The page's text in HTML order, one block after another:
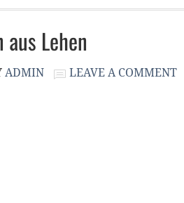
Lehen
ADMIN LEAVE A COMMENT